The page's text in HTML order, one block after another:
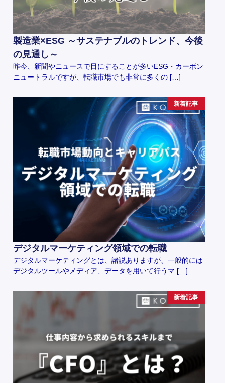
製造業×ESG ～サステナブルのトレンド、今後
の見通し～
昨今、新聞やニュースで目にすることが多いESG・カーボン
ニュートラルですが、転職市場でも非常に多くの […]
新着記事
デジタルマーケティング領域での転職
デジタルマーケティングとは、諸説ありますが、一般的には
デジタルツールやメディア、データを用いて行うマ […]
新着記事